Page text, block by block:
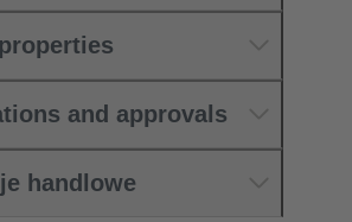
and approvals
handlowe